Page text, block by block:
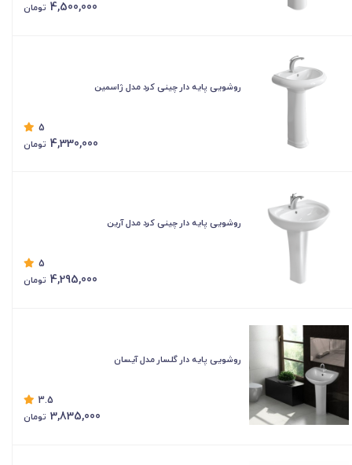
4,500,000 تومان
روشویی پایه دار چینی کرد مدل ژاسمین
5
4,330,000 تومان
روشویی پایه دار چینی کرد مدل آرین
5
4,295,000 تومان
روشویی پایه دار گلسار مدل آیسان
3.5
3,835,000 تومان